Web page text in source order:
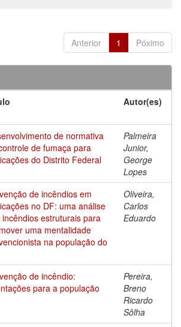
Anterior 1 Póximo
Autor(es)
de normativa
de fumaça para
do Distrito Federal
Palmeira
Junior,
George
Lopes
de incêndios em
no DF: uma análise
incêndios estruturais para
uma mentalidade
na população do
Oliveira,
Carlos
Eduardo
de incêndio:
para a população
Pereira,
Breno
Ricardo
Sôlha